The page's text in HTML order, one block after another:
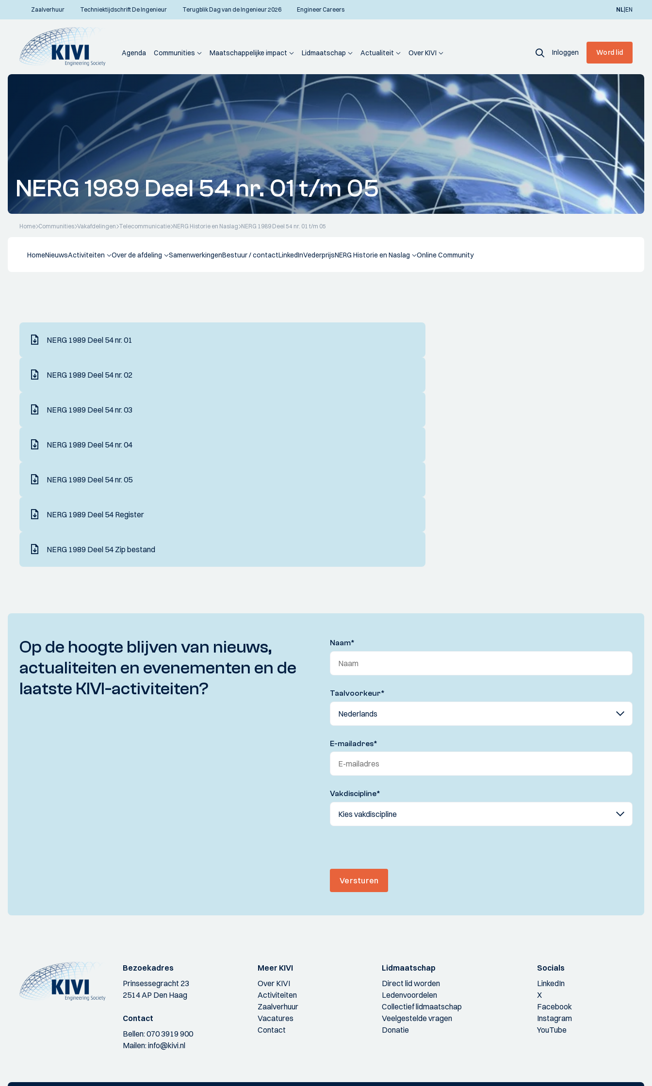
Zaalverhuur Techniektijdschrift De Ingenieur Terugblik Dag van de Ingenieur 2026 Engineer Careers NL|EN
Agenda Communities Maatschappelijke impact Lidmaatschap Actualiteit Over KIVI Inloggen Word lid
NERG 1989 Deel 54 nr. 01 t/m 05
Home Communities Vakafdelingen Telecommunicatie NERG Historie en Naslag NERG 1989 Deel 54 nr. 01 t/m 05
HomeNieuwsActiviteiten Over de afdeling SamenwerkingenBestuur / contactLinkedInVederprijsNERG Historie en Naslag Online Community
NERG 1989 Deel 54 nr. 01
NERG 1989 Deel 54 nr. 02
NERG 1989 Deel 54 nr. 03
NERG 1989 Deel 54 nr. 04
NERG 1989 Deel 54 nr. 05
NERG 1989 Deel 54 Register
NERG 1989 Deel 54 Zip bestand
Op de hoogte blijven van nieuws,
actualiteiten en evenementen en de
laatste KIVI-activiteiten?
Naam*
Taalvoorkeur*
E-mailadres*
Vakdiscipline*
Versturen
Bezoekadres
Prinsessegracht 23
2514 AP Den Haag
Contact
Bellen:070 3919 900
Mailen:info@kivi.nl
Meer KIVI
Over KIVI
Activiteiten
Zaalverhuur
Vacatures
Contact
Lidmaatschap
Direct lid worden
Ledenvoordelen
Collectief lidmaatschap
Veelgestelde vragen
Donatie
Socials
LinkedIn
X
Facebook
Instagram
YouTube